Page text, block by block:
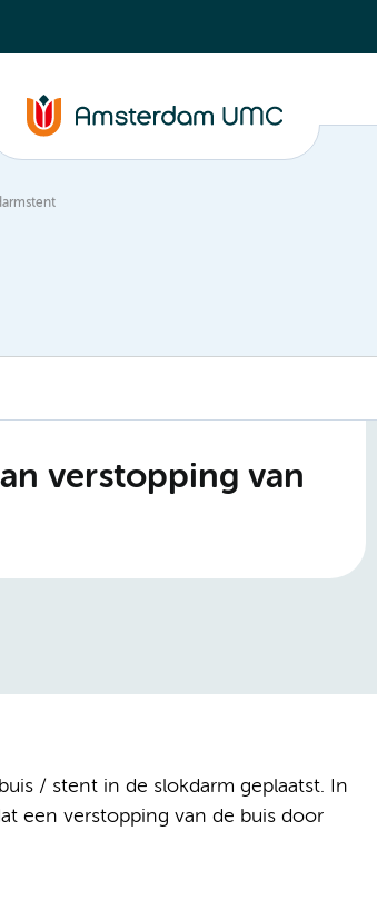
verstopping van
/ stent in de slokdarm geplaatst. In
een verstopping van de buis door